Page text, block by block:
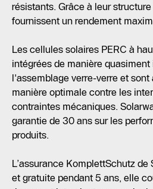
résistants. Grâce à leur
fournissent un rendement
Les cellules solaires PERC à
intégrées de manière
l'assemblage verre-verre et sont
manière optimale contre les
contraintes mécaniques.
garantie de 30 ans sur les
produits.
L’assurance KomplettSchutz
et gratuite pendant 5 ans, elle